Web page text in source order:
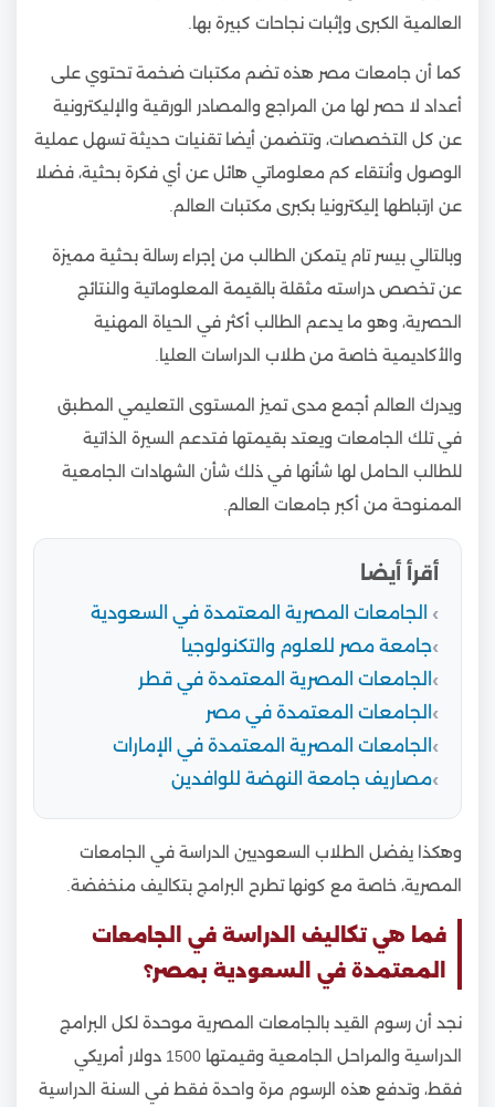
العالمية الكبرى وإثبات نجاحات كبيرة بها.
كما أن جامعات مصر هذه تضم مكتبات ضخمة تحتوي على
أعداد لا حصر لها من المراجع والمصادر الورقية والإليكترونية
عن كل التخصصات، وتتضمن أيضا تقنيات حديثة تسهل عملية
الوصول وأنتقاء كم معلوماتي هائل عن أي فكرة بحثية، فضلا
عن ارتباطها إليكترونيا بكبرى مكتبات العالم.
وبالتالي بيسر تام يتمكن الطالب من إجراء رسالة بحثية مميزة
عن تخصص دراسته مثقلة بالقيمة المعلوماتية والنتائج
الحصرية، وهو ما يدعم الطالب أكثر في الحياة المهنية
والأكاديمية خاصة من طلاب الدراسات العليا.
ويدرك العالم أجمع مدى تميز المستوى التعليمي المطبق
في تلك الجامعات ويعتد بقيمتها فتدعم السيرة الذاتية
للطالب الحامل لها شأنها في ذلك شأن الشهادات الجامعية
الممنوحة من أكبر جامعات العالم.
أقرأ أيضا
الجامعات المصرية المعتمدة في السعودية
جامعة مصر للعلوم والتكنولوجيا
الجامعات المصرية المعتمدة في قطر
الجامعات المعتمدة في مصر
الجامعات المصرية المعتمدة في الإمارات
مصاريف جامعة النهضة للوافدين
وهكذا يفضل الطلاب السعوديين الدراسة في الجامعات
المصرية، خاصة مع كونها تطرح البرامج بتكاليف منخفضة.
فما هي تكاليف الدراسة في الجامعات
المعتمدة في السعودية بمصر؟
نجد أن رسوم القيد بالجامعات المصرية موحدة لكل البرامج
الدراسية والمراحل الجامعية وقيمتها 1500 دولار أمريكي
فقط، وتدفع هذه الرسوم مرة واحدة فقط في السنة الدراسية